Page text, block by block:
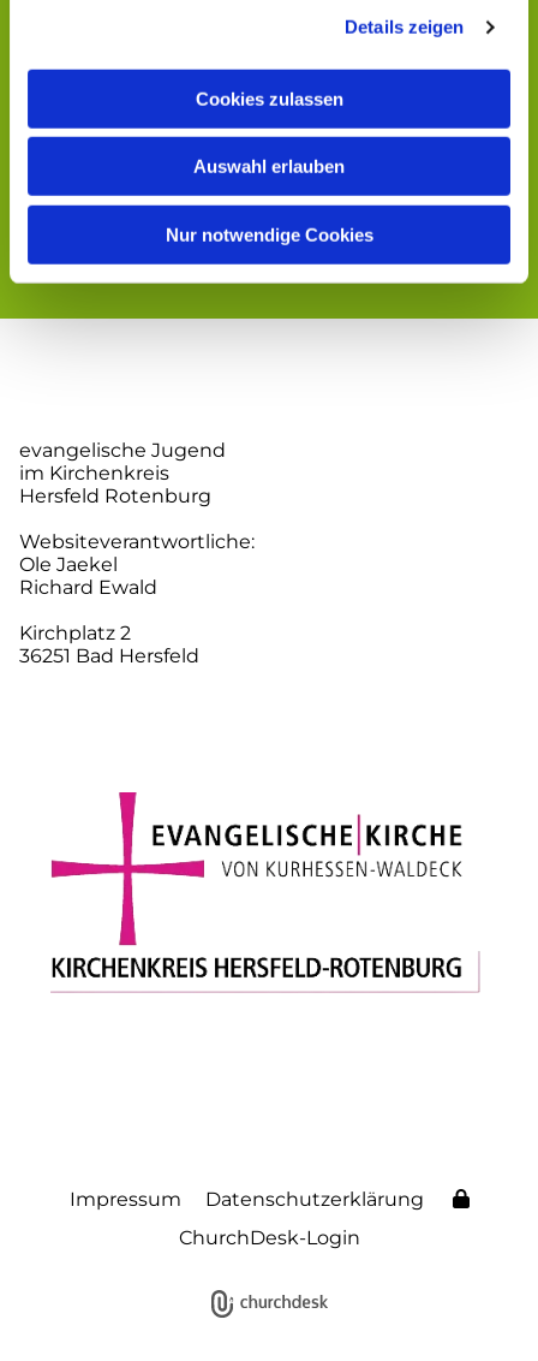
Details zeigen
Cookies zulassen
Auswahl erlauben
Nur notwendige Cookies
evangelische Jugend
im Kirchenkreis
Hersfeld Rotenburg
Websiteverantwortliche:
Ole Jaekel
Richard Ewald
Kirchplatz 2
36251 Bad Hersfeld
Impressum
Datenschutzerklärung
ChurchDesk-Login